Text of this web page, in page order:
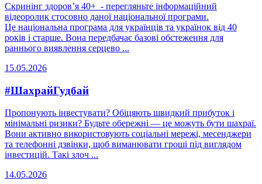
Скринінг здоровʼя 40+ - перегляньте інформаційний
відеоролик стосовно даної національної програми.
Це національна програма для українців та українок від 40
років і старше. Вона передбачає базові обстеження для
раннього виявлення серцево ...
15.05.2026
#ШахрайГудбай
Пропонують інвестувати? Обіцяють швидкий прибуток і
мінімальні ризики? Будьте обережні — це можуть бути шахраї.
Вони активно використовують соціальні мережі, месенджери
та телефонні дзвінки, щоб виманювати гроші під виглядом
інвестицій. Такі злоч ...
14.05.2026